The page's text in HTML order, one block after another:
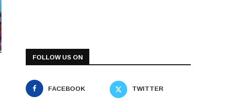
FOLLOW US ON
FACEBOOK
TWITTER